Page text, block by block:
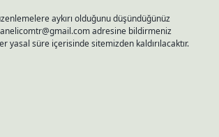
aykırı olduğunu düşündüğünüz
adresine bildirmeniz
yasal süre içerisinde sitemizden kaldırılacaktır.